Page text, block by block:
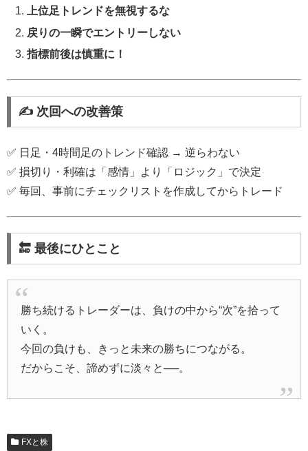
上位足トレンドを無視するな
戻りの一瞬でエントリーしない
指標前後は慎重に！
✍️ 次回への改善策
✅ 日足・4時間足のトレンド確認 → 逆らわない
✅ 損切り・利確は「感情」より「ロジック」で決定
✅ 毎回、事前にチェックリストを作成してからトレード
🔚 最後にひとこと
勝ち続けるトレーダーは、負けの中から“次”を拾って
いく。
今回の負けも、きっと未来の勝ちにつながる。
だからこそ、諦めずに淡々と──。
FXと株